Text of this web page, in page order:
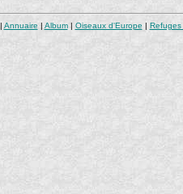
Annuaire Album| Oiseaux d'Europe